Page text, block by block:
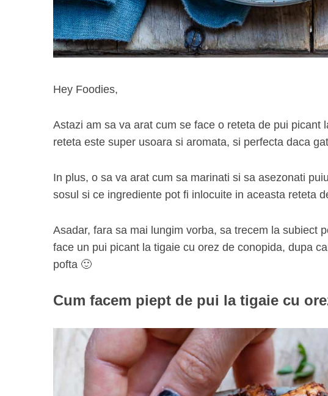
Hey Foodies,
Astazi am sa va arat cum se face o reteta de pui picant
reteta este super usoara si aromata, si perfecta daca
In plus, o sa va arat cum sa marinati si sa asezonati
sosul si ce ingrediente pot fi inlocuite in aceasta reteta
Asadar, fara sa mai lungim vorba, sa trecem la subiect
face un pui picant la tigaie cu orez de conopida, dupa
pofta 🙂
Cum facem piept de pui la tigaie cu
S
a
r